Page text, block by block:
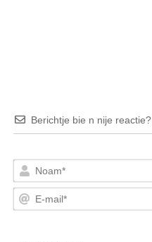
Berichtje bie n nije reactie?